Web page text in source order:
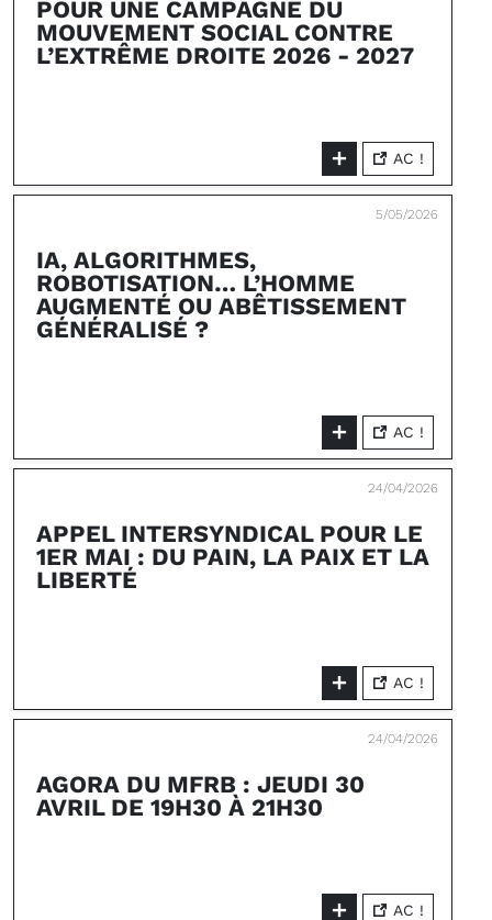
POUR UNE CAMPAGNE DU
MOUVEMENT SOCIAL CONTRE
L’EXTRÊME DROITE 2026 - 2027
AC !
5/05/2026
IA, ALGORITHMES,
ROBOTISATION… L’HOMME
AUGMENTÉ OU ABÊTISSEMENT
GÉNÉRALISÉ ?
AC !
24/04/2026
APPEL INTERSYNDICAL POUR LE
1ER MAI : DU PAIN, LA PAIX ET LA
LIBERTÉ
AC !
24/04/2026
AGORA DU MFRB : JEUDI 30
AVRIL DE 19H30 À 21H30
AC !